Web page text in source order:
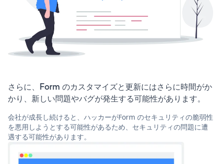
さらに、Form のカスタマイズと更新にはさらに時間がか
かり、新しい問題やバグが発生する可能性があります。
会社が成長し続けると、ハッカーがForm のセキュリティの脆弱性
を悪用しようとする可能性があるため、セキュリティの問題に遭
遇する可能性があります。